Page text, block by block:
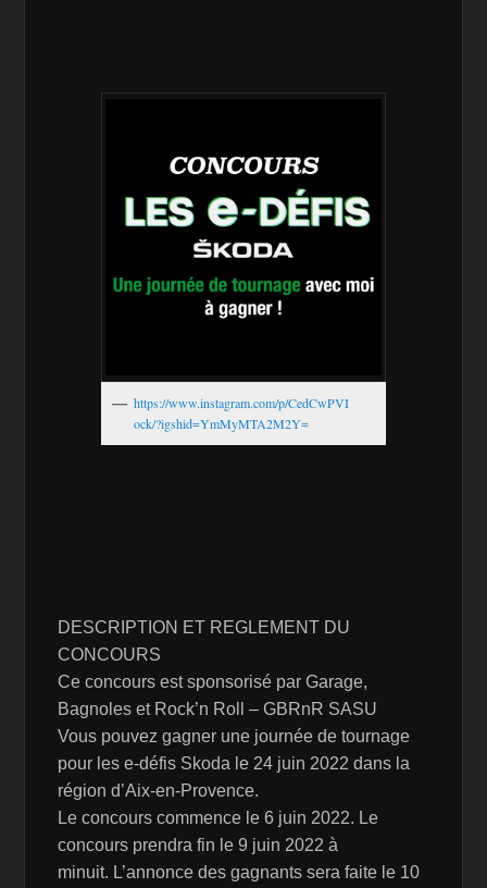
https://www.instagram.com/p/CedCwPVI
ock/?igshid=YmMyMTA2M2Y=
DESCRIPTION ET REGLEMENT DU
CONCOURS
Ce concours est sponsorisé par Garage,
Bagnoles et Rock’n Roll – GBRnR SASU
Vous pouvez gagner une journée de tournage
pour les e-défis Skoda le 24 juin 2022 dans la
région d’Aix-en-Provence.
Le concours commence le 6 juin 2022. Le
concours prendra fin le 9 juin 2022 à
minuit. L’annonce des gagnants sera faite le 10